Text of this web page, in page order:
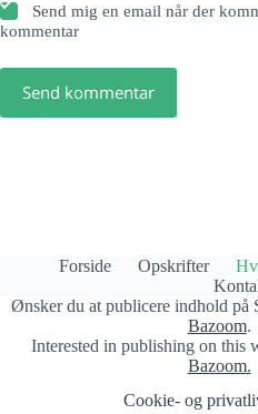
Send mig en email når der
kommentar
Send kommentar
Forside Opskrifter
Ønsker du at publicere indhold på
Bazoom.
Interested in publishing on this
Bazoom.
Cookie- og